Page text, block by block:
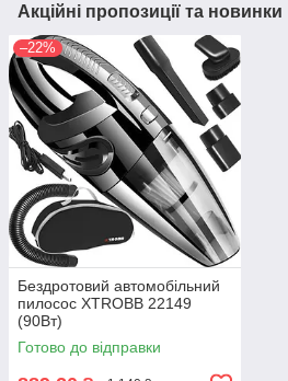
Акційні пропозиції та новинки
–22%
Бездротовий автомобільний
пилосос XTROBB 22149
(90Вт)
Готово до відправки